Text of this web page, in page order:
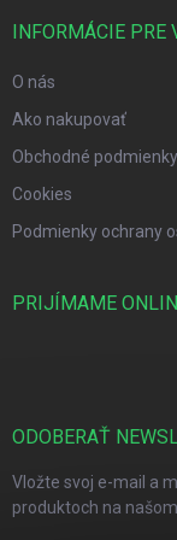
INFORMÁCIE PRE
O nás
Ako nakupovať
Obchodné podmienky
Cookies
Podmienky ochrany
PRIJÍMAME
ODOBERAŤ
Vložte svoj e-mail a
produktoch na